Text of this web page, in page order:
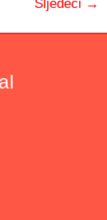
Sljedeći →